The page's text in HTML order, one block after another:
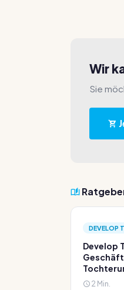
Wir
Sie
DEVELOP
Develop
2 Min.